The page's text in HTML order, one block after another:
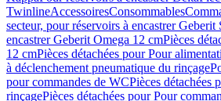
TwinlineAccessoiresConsommables
secteur, pour réservoirs à encastrer Geberit
encastrer Geberit Omega 12 cmPièces
12 cmPièces détachées pour Pour
à déclenchement pneumatique du rinçage
pour commandes de WCPièces détachées
rinçagePièces détachées pour Pour